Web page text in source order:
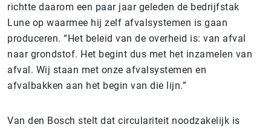
richtte daarom een paar jaar geleden de bedrijfstak
Lune op waarmee hij zelf afvalsystemen is gaan
produceren. “Het beleid van de overheid is: van afval
naar grondstof. Het begint dus met het inzamelen van
afval. Wij staan met onze afvalsystemen en
afvalbakken aan het begin van die lijn.”
Van den Bosch stelt dat circulariteit noodzakelijk is